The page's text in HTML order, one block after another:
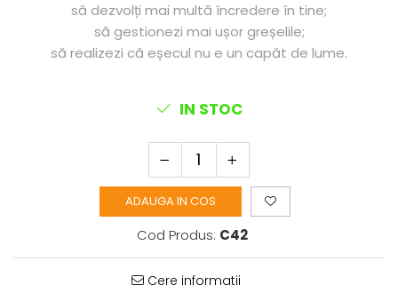
să dezvolți mai multă încredere în tine;
să gestionezi mai ușor greșelile;
să realizezi că eșecul nu e un capăt de lume.
IN STOC
ADAUGA IN COS
Cod Produs: C42
Cere informatii